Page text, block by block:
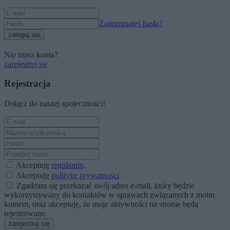
Zapomniałeś hasła?
zaloguj się
Nie masz konta?
zarejestruj się
Rejestracja
Dołącz do naszej społeczności!
Akceptuję regulamin.
Akceptuję politykę prywatności.
Zgadzam się przekazać swój adres e-mail, który będzie
wykorzystywany do kontaktów w sprawach związanych z moim
kontem, oraz akceptuję, że moje aktywności na stronie będą
rejestrowane.
zarejestruj się